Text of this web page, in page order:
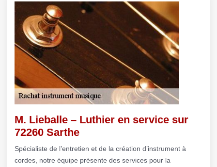
M. Lieballe – Luthier en service sur
72260 Sarthe
Spécialiste de l’entretien et de la création d’instrument à
cordes, notre équipe présente des services pour la